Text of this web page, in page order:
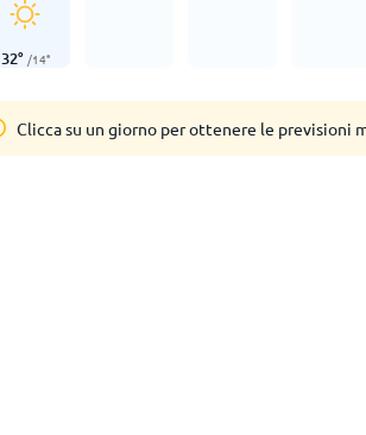
32° /14°
Clicca su un giorno per ottenere le previsioni